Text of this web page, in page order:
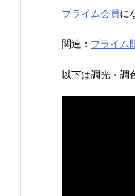
プライム会員に
関連： プライム
以下は調光・調